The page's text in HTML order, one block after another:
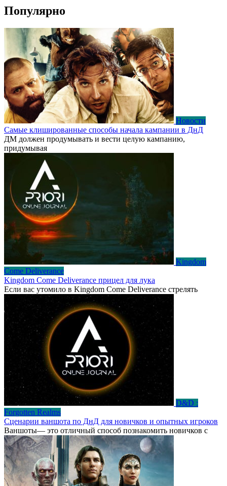
Популярно
Новости
Самые клишированные способы начала кампании в ДнД
ДМ должен продумывать и вести целую кампанию,
придумывая
Kingdom
Come Deliverance
Kingdom Come Deliverance прицел для лука
Если вас утомило в Kingdom Come Deliverance стрелять
D&D :
Forgotten Realms
Сценарии ваншота по ДнД для новичков и опытных игроков
Ваншоты— это отличный способ познакомить новичков с